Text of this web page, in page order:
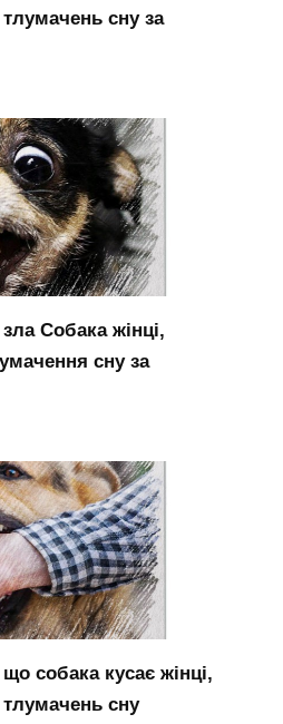
сну за
Собака жінці,
сну за
собака кусає жінці,
сну